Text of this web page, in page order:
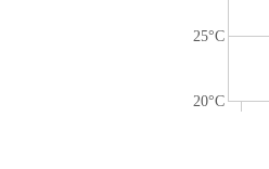
25°C
20°C